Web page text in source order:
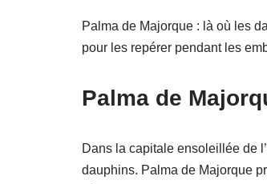
Palma de Majorque : là où les
pour les repérer pendant les
Palma de
Dans la capitale ensoleillée de
dauphins. Palma de Majorque